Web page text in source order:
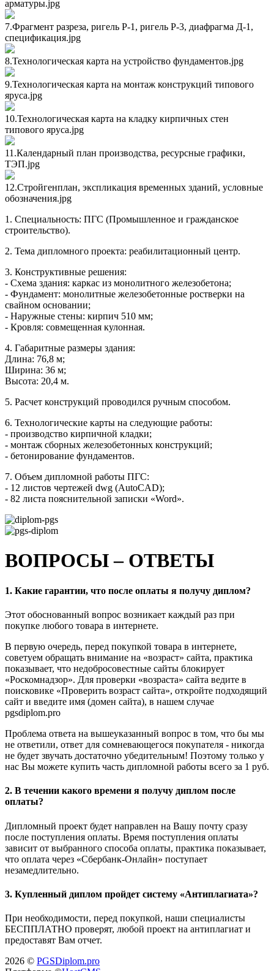
арматуры.jpg
7.Фрагмент разреза, ригель Р-1, ригель Р-3, диафрагма Д-1,
спецификация.jpg
8.Технологическая карта на устройство фундаментов.jpg
9.Технологическая карта на монтаж конструкций типового
яруса.jpg
10.Технологическая карта на кладку кирпичных стен
типового яруса.jpg
11.Календарный план производства, ресурсные графики,
ТЭП.jpg
12.Стройгенплан, экспликация временных зданий, условные
обозначения.jpg
1. Специальность: ПГС (Промышленное и гражданское
строительство).
2. Тема дипломного проекта: реабилитационный центр.
3. Конструктивные решения:
- Схема здания: каркас из монолитного железобетона;
- Фундамент: монолитные железобетонные ростверки на
свайном основании;
- Наружные стены: кирпич 510 мм;
- Кровля: совмещенная кулонная.
4. Габаритные размеры здания:
Длина: 76,8 м;
Ширина: 36 м;
Высота: 20,4 м.
5. Расчет конструкций проводился ручным способом.
6. Технологические карты на следующие работы:
- производство кирпичной кладки;
- монтаж сборных железобетонных конструкций;
- бетонирование фундаментов.
7. Объем дипломной работы ПГС:
- 12 листов чертежей dwg (AutoCAD);
- 82 листа пояснительной записки «Word».
ВОПРОСЫ – ОТВЕТЫ
1. Какие гарантии, что после оплаты я получу диплом?
Этот обоснованный вопрос возникает каждый раз при
покупке любого товара в интернете.
В первую очередь, перед покупкой товара в интернете,
советуем обращать внимание на «возраст» сайта, практика
показывает, что недобросовестные сайты блокирует
«Роскомнадзор». Для проверки «возраста» сайта ведите в
поисковике «Проверить возраст сайта», откройте подходящий
сайт и введите имя (домен сайта), в нашем случае
pgsdiplom.pro
Проблема ответа на вышеуказанный вопрос в том, что бы мы
не ответили, ответ для сомневающегося покупателя - никогда
не будет звучать достаточно убедительным! Поэтому только у
нас Вы можете купить часть дипломной работы всего за 1 руб.
2. В течении какого времени я получу диплом после
оплаты?
Дипломный проект будет направлен на Вашу почту сразу
после поступления оплаты. Время поступления оплаты
зависит от выбранного способа оплаты, практика показывает,
что оплата через «Сбербанк-Онлайн» поступает
незамедлительно.
3. Купленный диплом пройдет систему «Антиплагиата»?
При необходимости, перед покупкой, наши специалисты
БЕСППЛАТНО проверят, любой проект на антиплагиат и
предоставят Вам отчет.
2026 © PGSDiplom.pro